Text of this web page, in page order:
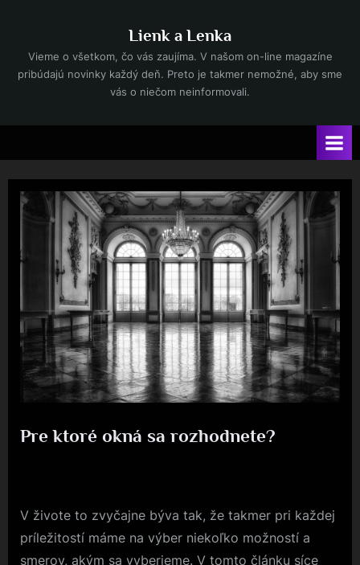
content
Lienk a Lenka
Vieme o všetkom, čo vás zaujíma. V našom on-line magazíne
pribúdajú novinky každý deň. Preto je takmer nemožné, aby sme
vás o niečom neinformovali.
Pre ktoré okná sa rozhodnete?
V živote to zvyčajne býva tak, že takmer pri každej
príležitostí máme na výber niekoľko možností a
smerov, akým sa vyberieme. V tomto článku síce